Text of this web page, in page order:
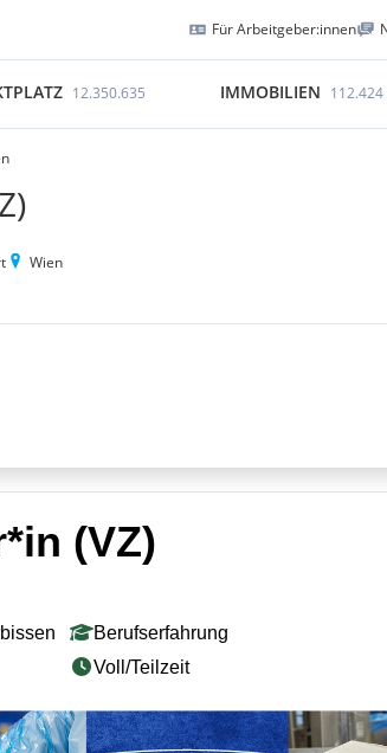
Für Arbeitgeber:innen
12.350.635 IMMOBILIEN 112.424
Wien